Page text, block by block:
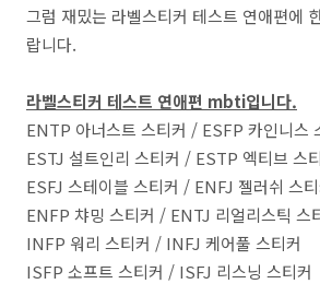
그럼 재밌는 라벨스티커 테스트 연애편에
랍니다.
라벨스티커 테스트 연애편 mbti입니다.
ENTP 아너스트 스티커 / ESFP 카인니스
ESTJ 설트인리 스티커 / ESTP 엑티브 스
ESFJ 스테이블 스티커 / ENFJ 젤러쉬 스
ENFP 챠밍 스티커 / ENTJ 리얼리스틱 스
INFP 워리 스티커 / INFJ 케어풀 스티커
ISFP 소프트 스티커 / ISFJ 리스닝 스티커